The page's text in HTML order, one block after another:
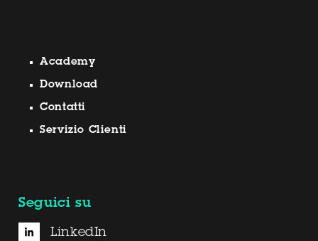
Academy
Download
Contatti
Servizio Clienti
Seguici su
LinkedIn